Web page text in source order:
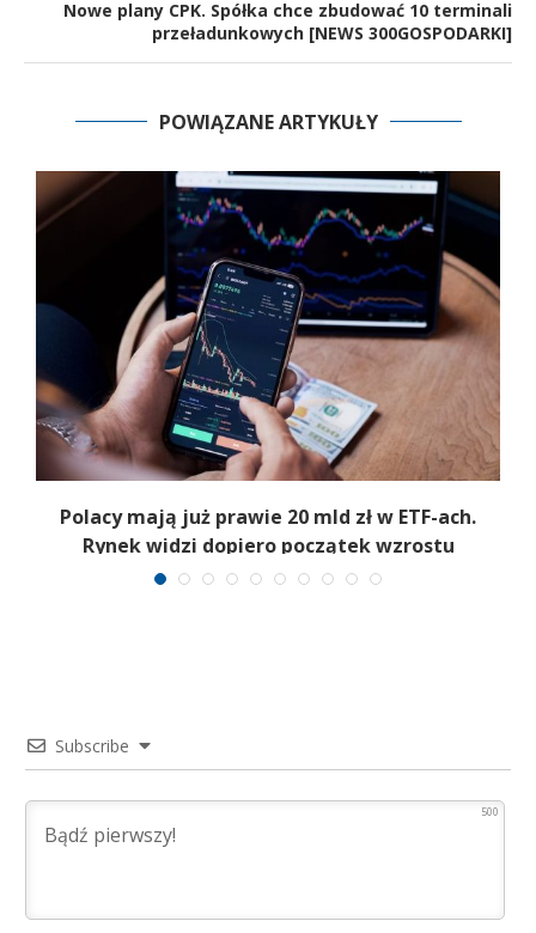
Nowe plany CPK. Spółka chce zbudować 10 terminali
przeładunkowych [NEWS 300GOSPODARKI]
POWIĄZANE ARTYKUŁY
Polacy mają już prawie 20 mld zł w ETF-ach.
Rynek widzi dopiero początek wzrostu
Subscribe
500